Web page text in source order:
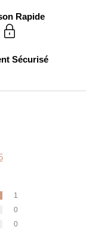
Rapide
Sécurisé
1
0
0